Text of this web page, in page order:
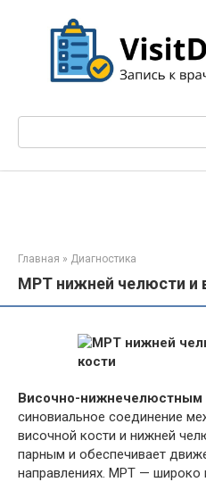
Поиск:
Главная » Диагностика
МРТ нижней челюсти и
Височно-нижнечелюстным
синовиальное соединение
височной кости и нижней
парным и обеспечивает
направлениях. МРТ — широко